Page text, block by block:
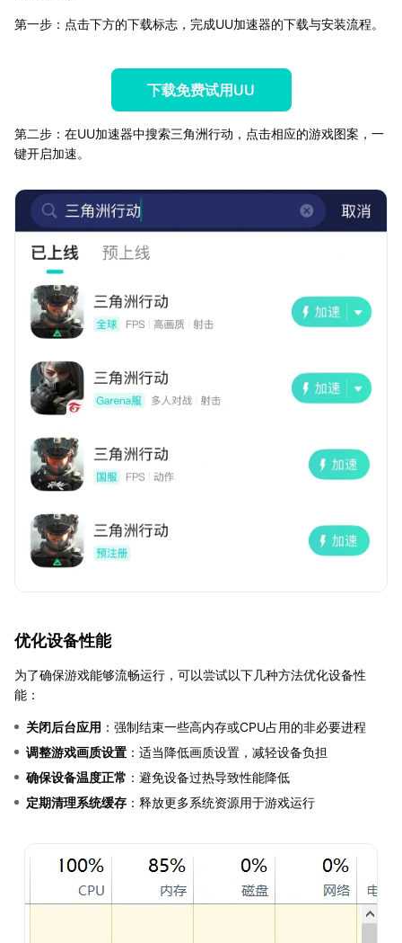
第一步：点击下方的下载标志，完成UU加速器的下载与安装流程。
下载免费试用UU
第二步：在UU加速器中搜索三角洲行动，点击相应的游戏图案，一
键开启加速。
优化设备性能
为了确保游戏能够流畅运行，可以尝试以下几种方法优化设备性
能：
关闭后台应用 ：强制结束一些高内存或CPU占用的非必要进程
调整游戏画质设置 ：适当降低画质设置，减轻设备负担
确保设备温度正常 ：避免设备过热导致性能降低
定期清理系统缓存 ：释放更多系统资源用于游戏运行